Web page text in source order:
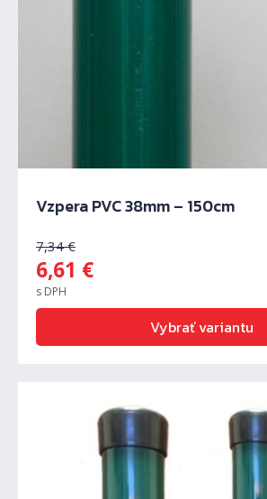
Vzpera PVC 38mm – 150cm
7,34€
6,61 €
s DPH
Vybrať variantu